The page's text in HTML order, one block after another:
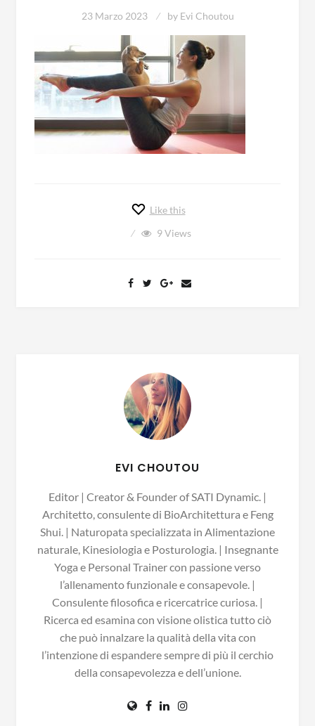
23 Marzo 2023 by Evi Choutou
Like this
9Views
EVI CHOUTOU
Editor | Creator & Founder of SATI Dynamic. |
Architetto, consulente di BioArchitettura e Feng
Shui. | Naturopata specializzata in Alimentazione
naturale, Kinesiologia e Posturologia. | Insegnante
Yoga e Personal Trainer con passione verso
l’allenamento funzionale e consapevole. |
Consulente filosofica e ricercatrice curiosa. |
Ricerca ed esamina con visione olistica tutto ciò
che può innalzare la qualità della vita con
l’intenzione di espandere sempre di più il cerchio
della consapevolezza e dell’unione.